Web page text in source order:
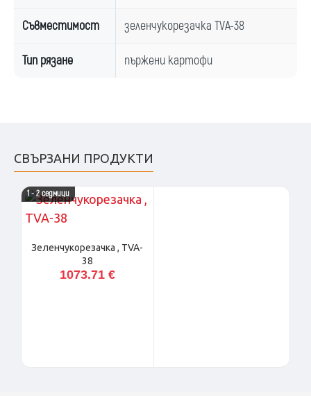
Съвместимост зеленчукорезачка TVA-38
Тип рязане пържени картофи
СВЪРЗАНИ ПРОДУКТИ
1 - 2 седмици
Зеленчукорезачка , TVA-
38
1073.71 €